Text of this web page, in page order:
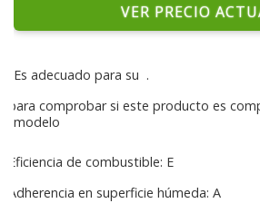
VER PRECIO
Es adecuado para su .
para comprobar si este producto es
modelo
Eficiencia de combustible: E
Adherencia en superficie húmeda: A